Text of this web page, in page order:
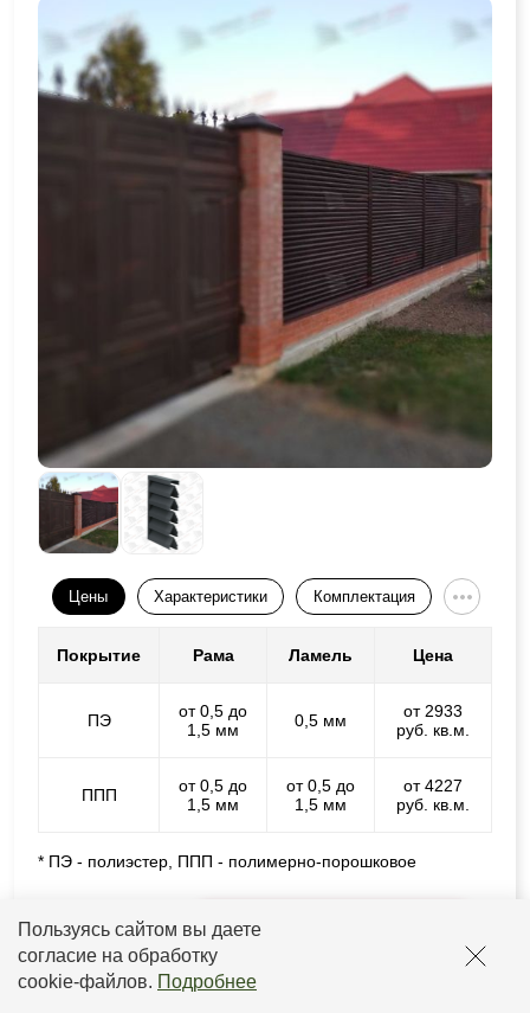
Пользуясь сайтом вы даете
согласие на обработку
cookie-файлов. Подробнее
Цены Характеристики Комплектация
Покрытие Рама Ламель Цена
ПЭ
от 0,5 до
1,5 мм
0,5 мм
от 2933
руб. кв.м.
ППП
от 0,5 до
1,5 мм
от 0,5 до
1,5 мм
от 4227
руб. кв.м.
* ПЭ - полиэстер, ППП - полимерно-порошковое
Подробнее Расчитать стоимость